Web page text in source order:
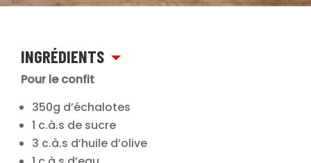
INGRÉDIENTS
Pour le confit
350g d’échalotes
1 c.à.s de sucre
3 c.à.s d’huile d’olive